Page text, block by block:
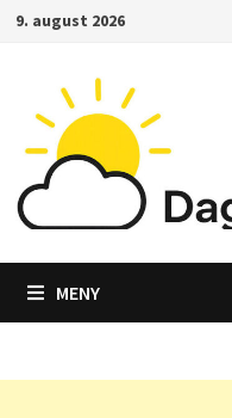
Gå9. august 2026
MENY